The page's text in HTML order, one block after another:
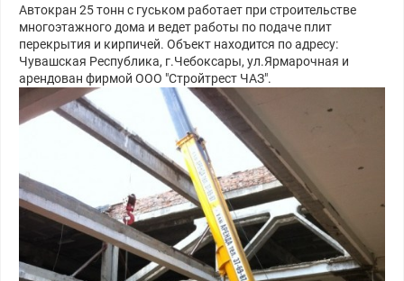
Автокран 25 тонн с гуськом работает при строительстве
многоэтажного дома и ведет работы по подаче плит
перекрытия и кирпичей. Объект находится по адресу:
Чувашская Республика, г.Чебоксары, ул.Ярмарочная и
арендован фирмой ООО "Стройтрест ЧАЗ".